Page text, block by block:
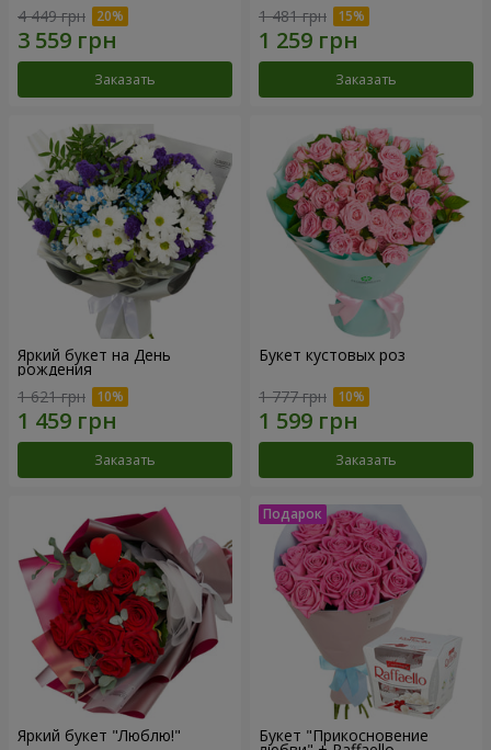
4 449 грн
Заказать
1 481 грн
Заказать
Яркий букет на День
рождения
1 621 грн
Заказать
Букет кустовых роз
1 777 грн
Заказать
Яркий букет "Люблю!" Букет "Прикосновение